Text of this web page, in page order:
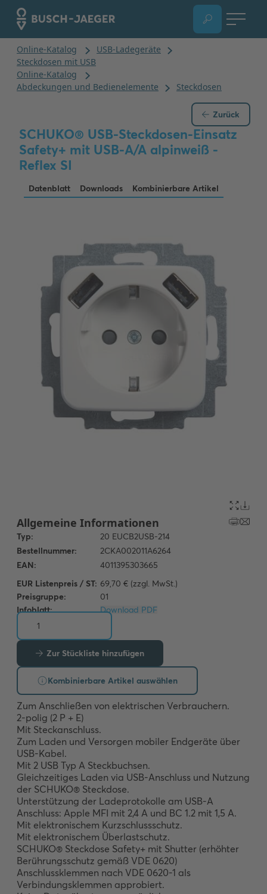
Zurück
SCHUKO® USB-Steckdosen-Einsatz
Safety+ mit USB-A/A alpinweiß -
Reflex SI
Datenblatt Downloads Kombinierbare Artikel
EUR Listenpreis / ST: 69,70 € (zzgl. MwSt.)
Preisgruppe:
01
Infoblatt:
Download PDF
Zur Stückliste hinzufügen
Kombinierbare Artikel auswählen
Zum Anschließen von elektrischen Verbrauchern.
2-polig (2 P + E)
Mit Steckanschluss.
Zum Laden und Versorgen mobiler Endgeräte über
USB-Kabel.
Mit 2 USB Typ A Steckbuchsen.
Gleichzeitiges Laden via USB-Anschluss und Nutzung
der SCHUKO® Steckdose.
Unterstützung der Ladeprotokolle am USB-A
Anschluss: Apple MFI mit 2,4 A und BC 1.2 mit 1,5 A.
Mit elektronischem Kurzschlussschutz.
Mit elektronischem Überlastschutz.
SCHUKO® Steckdose Safety+ mit Shutter (erhöhter
Berührungsschutz gemäß VDE 0620)
Anschlussklemmen nach VDE 0620-1 als
Verbindungsklemmen approbiert.